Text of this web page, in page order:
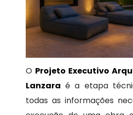
O Projeto Executivo
Lanzara é a etapa
todas as informações